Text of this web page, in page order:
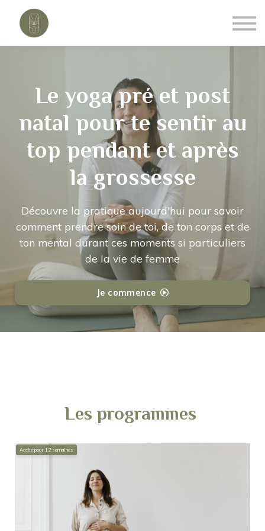
A propos
Le yoga pré et post
natal pour te sentir au
top pendant et après
la grossesse
Découvre la pratique aujourd'hui pour savoir
comment prendre soin de toi, de ton corps et de
ton mental durant ces moments si particuliers
de la vie de femme
Je commence
Les programmes
Accès pour 12 semaines